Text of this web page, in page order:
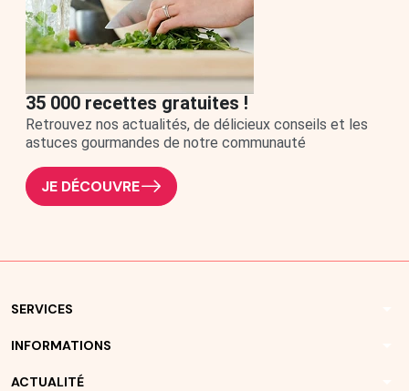
35 000 recettes gratuites !
Retrouvez nos actualités, de délicieux conseils et les
astuces gourmandes de notre communauté
JE DÉCOUVRE
SERVICES
INFORMATIONS
ACTUALITÉ